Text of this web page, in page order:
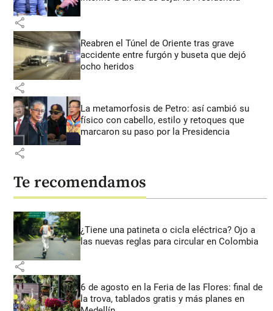
share
Reabren el Túnel de Oriente tras grave
accidente entre furgón y buseta que dejó
ocho heridos
share
La metamorfosis de Petro: así cambió su
físico con cabello, estilo y retoques que
marcaron su paso por la Presidencia
share
Te recomendamos
¿Tiene una patineta o cicla eléctrica? Ojo a
las nuevas reglas para circular en Colombia
share
6 de agosto en la Feria de las Flores: final de
la trova, tablados gratis y más planes en